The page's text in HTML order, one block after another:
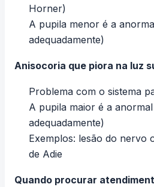
Horner)
A pupila menor é a
adequadamente)
Anisocoria que piora na luz
Problema com o sistema
A pupila maior é a
adequadamente)
Exemplos: lesão do nervo
de Adie
Quando procurar